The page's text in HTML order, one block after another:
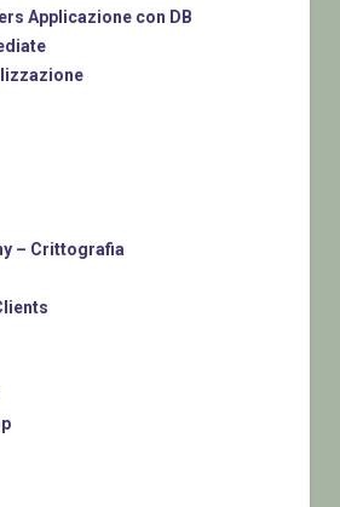
Applicazione con DB
– Crittografia